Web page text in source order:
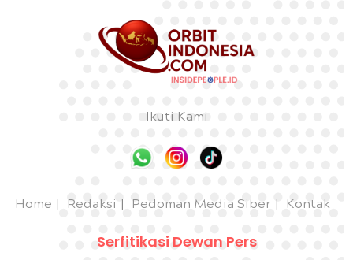
Ikuti Kami
Home Redaksi Pedoman Media Siber Kontak
Serfitikasi Dewan Pers